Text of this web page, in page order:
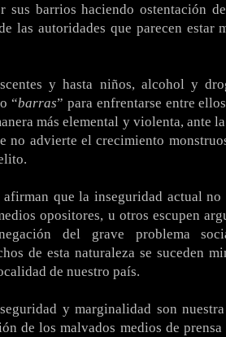
sus barrios haciendo ostentación
las autoridades que parecen estar
y hasta niños, alcohol y
“barras” para enfrentarse entre
más elemental y violenta, ante
no advierte el crecimiento
que la inseguridad actual no
opositores, u otros escupen
del grave problema
de esta naturaleza se suceden
de nuestro país.
y marginalidad son
de los malvados medios de